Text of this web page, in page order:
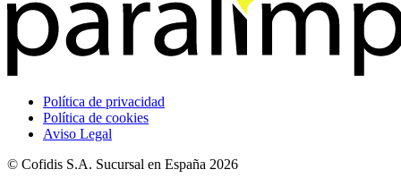
Política de privacidad
Política de cookies
Aviso Legal
© Cofidis S.A. Sucursal en España 2026